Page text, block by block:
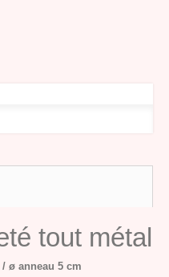
tout métal
/ ø anneau 5 cm